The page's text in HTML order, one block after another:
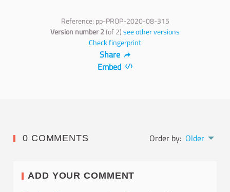
Reference: pp-PROP-2020-08-315
Version number 2(of 2)see other versions
Check fingerprint
Share
Embed
0 COMMENTS Order by: Older
ADD YOUR COMMENT